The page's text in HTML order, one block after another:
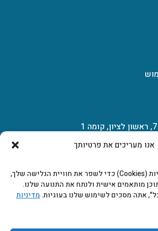
אנו מעריכים את פרטיותך
אנו משתמשים בעוגיות (Cookies) כדי לשפר את חוויית הגלישה שלך,
מותאמים אישית ולנתח את התנועה שלנו.
אתה מסכים לשימוש שלנו בעוגיות.מדיניות